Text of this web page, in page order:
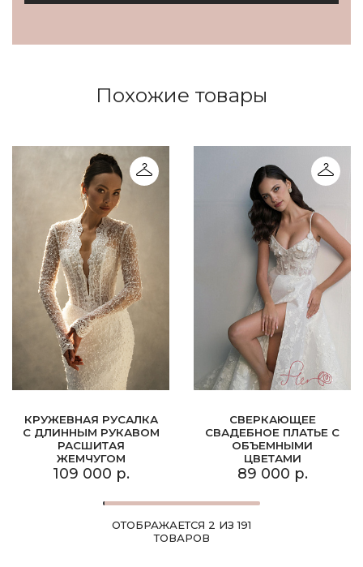
Похожие товары
КРУЖЕВНАЯ РУСАЛКА
С ДЛИННЫМ РУКАВОМ
РАСШИТАЯ
ЖЕМЧУГОМ
109 000 р.
СВЕРКАЮЩЕЕ
СВАДЕБНОЕ ПЛАТЬЕ С
ОБЪЕМНЫМИ
ЦВЕТАМИ
89 000 р.
ОТОБРАЖАЕТСЯ 2 ИЗ 191
ТОВАРОВ